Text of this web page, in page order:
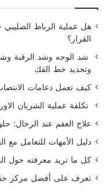
هل عملية الرباط
القرار؟
شد الوجه وشد الرقبة
وتحديد خط الفك
كيف تعمل دعامات
تكلفة عملية الشريان
علاج العقم عند الرجال:
دليل الأمهات للتعامل مع
كل ما تريد معرفته حول
تعرف على أفضل مركز